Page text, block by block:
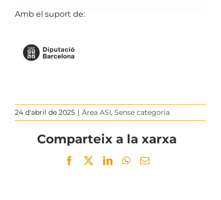
Amb el suport de:
24 d'abril de 2025 | Àrea ASI, Sense categoria
Comparteix a la xarxa
Facebook
TwitterLinkedInWhatsApp
Email